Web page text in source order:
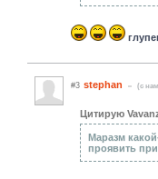
#3 stephan (c
Цитирую
Маразм
проявить